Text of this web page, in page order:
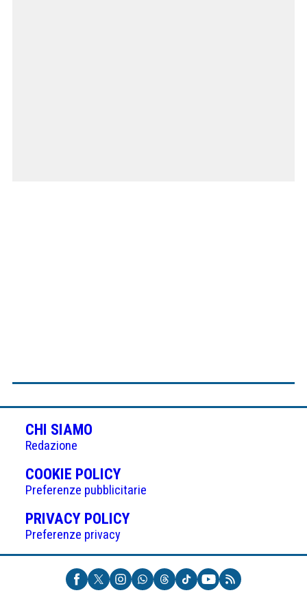
CHI SIAMO
Redazione
COOKIE POLICY(APRE
IN
UNA
NUOVA
Preferenze pubblicitarie
PRIVACY POLICY(APRE
UNA
NUOVA
SCHEDA)
Preferenze privacy